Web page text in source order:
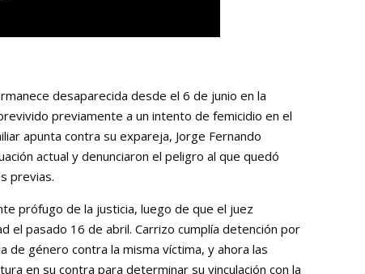
desaparecida desde el 6 de junio en la
previamente a un intento de femicidio en el
apunta contra su expareja, Jorge Fernando
actual y denunciaron el peligro al que quedó
previas.
prófugo de la justicia, luego de que el juez
el pasado 16 de abril. Carrizo cumplía detención por
de género contra la misma víctima, y ahora las
en su contra para determinar su vinculación con la